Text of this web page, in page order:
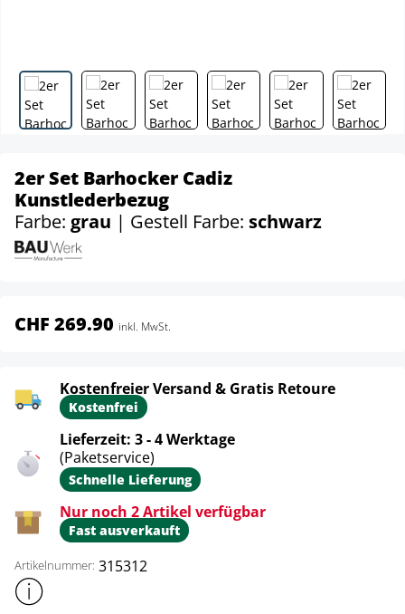
2er Set Barhocker Cadiz
Kunstlederbezug
Farbe: grau | Gestell Farbe: schwarz
CHF 269.90 inkl. MwSt.
Kostenfreier Versand & Gratis Retoure
Kostenfrei
Lieferzeit: 3 - 4 Werktage
(Paketservice)
Schnelle Lieferung
Nur noch 2 Artikel verfügbar
Fast ausverkauft
Artikelnummer: 315312
Weitere Produktinformationen anzeigen